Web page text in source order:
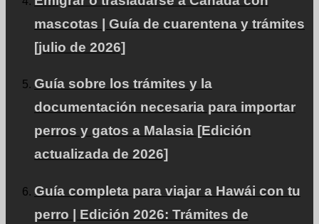
mascotas | Guía de cuarentena y trámites
[julio de 2026]
Guía sobre los trámites y la
documentación necesaria para importar
perros y gatos a Malasia [Edición
actualizada de 2026]
Guía completa para viajar a Hawái con tu
perro | Edición 2026: Trámites de
Acerca de PetAir
Nuestros servicios y filosofía.
Blog
Información sobre emigrar y viajar al extranjero.